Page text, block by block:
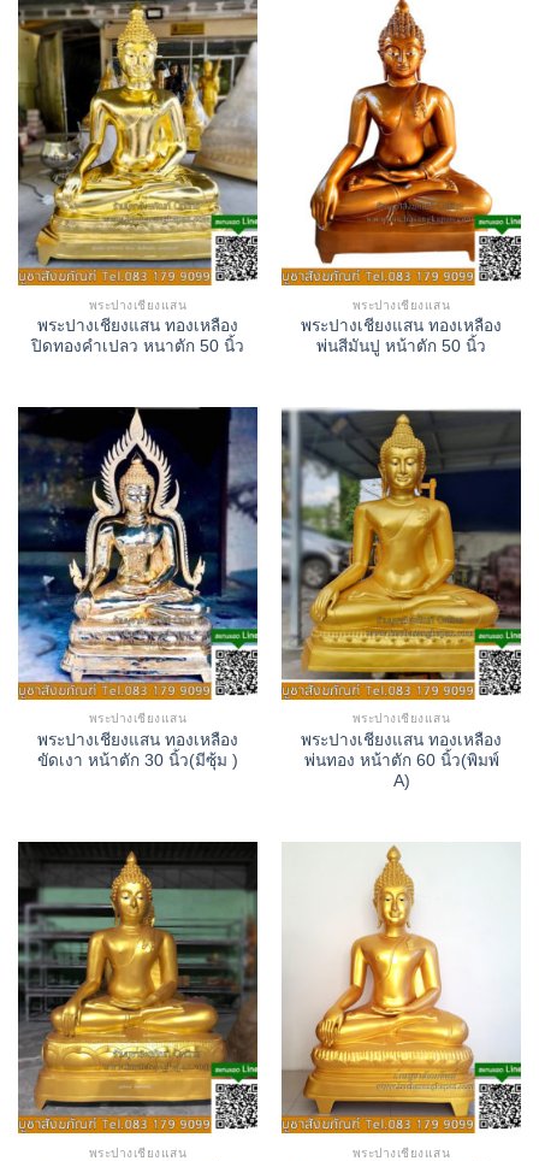
พระปางเชียงแสน
พระปางเชียงแสน ทองเหลือง
ปิดทองคำเปลว หนาตัก 50 นิ้ว
พระปางเชียงแสน
พระปางเชียงแสน ทองเหลือง
พ่นสีมันปู หน้าตัก 50 นิ้ว
พระปางเชียงแสน
พระปางเชียงแสน ทองเหลือง
ขัดเงา หน้าตัก 30 นิ้ว(มีซุ้ม )
พระปางเชียงแสน
พระปางเชียงแสน ทองเหลือง
พ่นทอง หน้าตัก 60 นิ้ว(พิมพ์
A)
พระปางเชียงแสน พระปางเชียงแสน